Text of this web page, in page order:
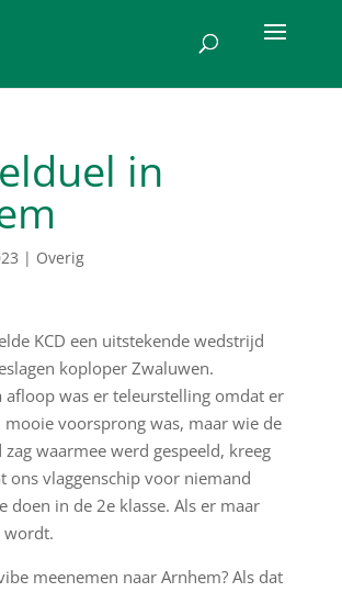
in
| Overig
KCD een uitstekende wedstrijd
koploper Zwaluwen.
afloop was er teleurstelling omdat er
mooie voorsprong was, maar wie de
waarmee werd gespeeld, kreeg
ons vlaggenschip voor niemand
doen in de 2e klasse. Als er maar
wordt.
meenemen naar Arnhem? Als dat